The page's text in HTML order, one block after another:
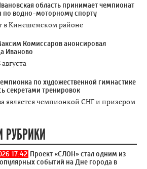
область принимает чемпионат
по водно-моторному спорту
в Кинешемском районе
Комиссаров анонсировал
Иваново
по художественной гимнастике
секретами тренировок
является чемпионкой СНГ и призером
РУБРИКИ
17:42 Проект «СЛОН» стал одним из
событий на Дне города в